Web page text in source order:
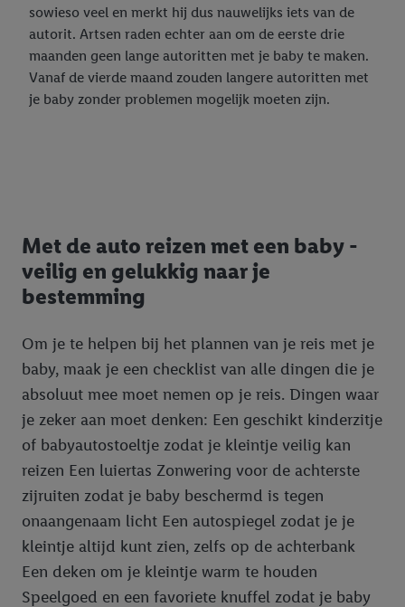
sowieso veel en merkt hij dus nauwelijks iets van de
autorit. Artsen raden echter aan om de eerste drie
maanden geen lange autoritten met je baby te maken.
Vanaf de vierde maand zouden langere autoritten met
je baby zonder problemen mogelijk moeten zijn.
Met de auto reizen met een baby -
veilig en gelukkig naar je
bestemming
Om je te helpen bij het plannen van je reis met je
baby, maak je een checklist van alle dingen die je
absoluut mee moet nemen op je reis. Dingen waar
je zeker aan moet denken: Een geschikt kinderzitje
of babyautostoeltje zodat je kleintje veilig kan
reizen Een luiertas Zonwering voor de achterste
zijruiten zodat je baby beschermd is tegen
onaangenaam licht Een autospiegel zodat je je
kleintje altijd kunt zien, zelfs op de achterbank
Een deken om je kleintje warm te houden
Speelgoed en een favoriete knuffel zodat je baby